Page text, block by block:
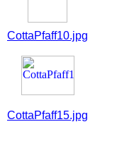
CottaPfaff10.jpg
CottaPfaff15.jpg